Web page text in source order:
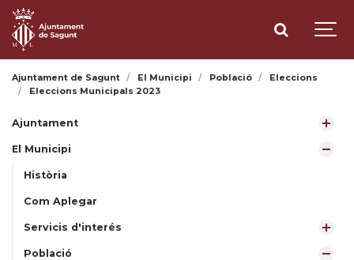
Ajuntament de Sagunt El Municipi Població
Eleccions
Eleccions Municipals 2023
Ajuntament
El Municipi
Història
Com Aplegar
Servicis d'interés
Població